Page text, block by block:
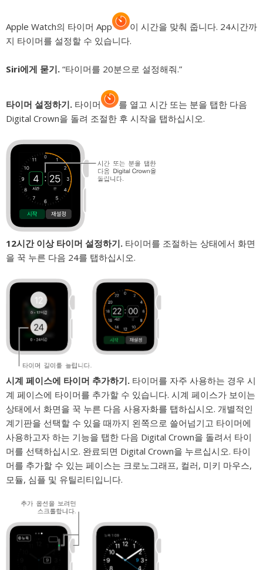
Apple Watch의 타이머 App
이 시간을 맞춰 줍니다. 24시간까
지 타이머를 설정할 수 있습니다.
Siri에게 묻기. “타이머를 20분으로 설정해줘.”
타이머 설정하기. 타이머
를 열고 시간 또는 분을 탭한 다음
Digital Crown을 돌려 조절한 후 시작을 탭하십시오.
12시간 이상 타이머 설정하기. 타이머를 조절하는 상태에서 화면
을 꾹 누른 다음 24를 탭하십시오.
시계 페이스에 타이머 추가하기. 타이머를 자주 사용하는 경우 시
계 페이스에 타이머를 추가할 수 있습니다. 시계 페이스가 보이는
상태에서 화면을 꾹 누른 다음 사용자화를 탭하십시오. 개별적인
계기판을 선택할 수 있을 때까지 왼쪽으로 쓸어넘기고 타이머에
사용하고자 하는 기능을 탭한 다음 Digital Crown을 돌려서 타이
머를 선택하십시오. 완료되면 Digital Crown을 누르십시오. 타이
머를 추가할 수 있는 페이스는 크로노그래프, 컬러, 미키 마우스,
모듈, 심플 및 유틸리티입니다.